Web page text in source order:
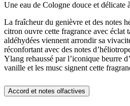
Une eau de Cologne douce et délicate
La fraîcheur du genièvre et des notes
citron ouvre cette fragrance avec éclat
aldéhydées viennent arrondir sa
réconfortant avec des notes
Ylang rehaussé par l’iconique beurre
vanille et les musc signent cette
Accord et notes olfactives